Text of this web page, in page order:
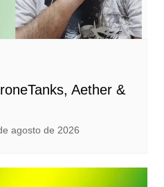
Aether &
agosto de 2026